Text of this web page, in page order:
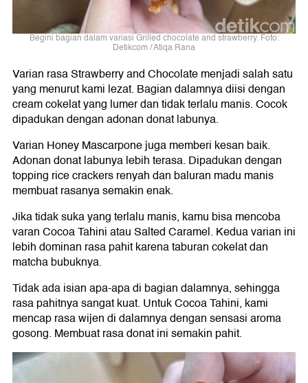
Begini bagian dalam variasi Grilled chocolate and strawberry. Foto:
Detikcom / Atiqa Rana
Varian rasa Strawberry and Chocolate menjadi salah satu
yang menurut kami lezat. Bagian dalamnya diisi dengan
cream cokelat yang lumer dan tidak terlalu manis. Cocok
dipadukan dengan adonan donat labunya.
Varian Honey Mascarpone juga memberi kesan baik.
Adonan donat labunya lebih terasa. Dipadukan dengan
topping rice crackers renyah dan baluran madu manis
membuat rasanya semakin enak.
Jika tidak suka yang terlalu manis, kamu bisa mencoba
varan Cocoa Tahini atau Salted Caramel. Kedua varian ini
lebih dominan rasa pahit karena taburan cokelat dan
matcha bubuknya.
Tidak ada isian apa-apa di bagian dalamnya, sehingga
rasa pahitnya sangat kuat. Untuk Cocoa Tahini, kami
mencap rasa wijen di dalamnya dengan sensasi aroma
gosong. Membuat rasa donat ini semakin pahit.